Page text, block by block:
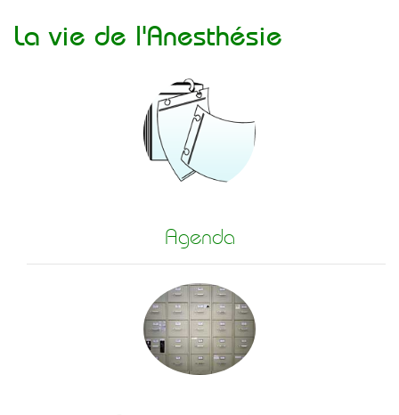
La vie de l'Anesthésie
Agenda